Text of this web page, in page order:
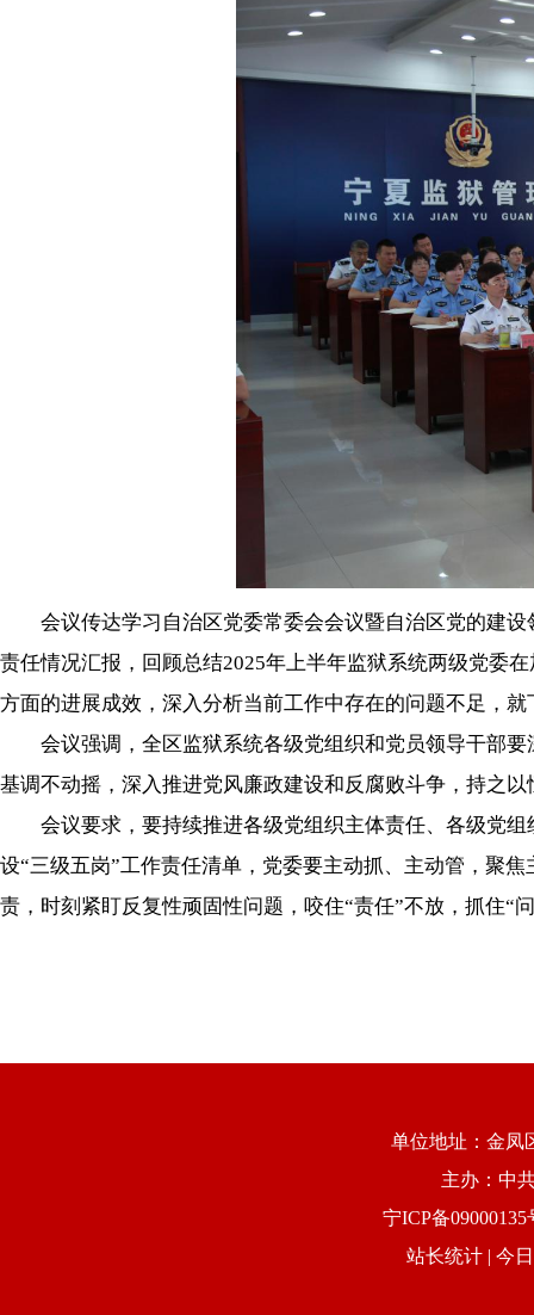
会议传达学习自治区党委常委会会议暨自治区党的建设
责任情况汇报，回顾总结2025年上半年监狱系统两级党委
方面的进展成效，深入分析当前工作中存在的问题不足，
会议强调，全区监狱系统各级党组织和党员领导干部要
基调不动摇，深入推进党风廉政建设和反腐败斗争，持之
会议要求，要持续推进各级党组织主体责任、各级党组
设“三级五岗”工作责任清单，党委要主动抓、主动管，聚
责，时刻紧盯反复性顽固性问题，咬住“责任”不放，抓住“
单位地址：金凤
主办：中
宁ICP备09000135
站长统计| 今日